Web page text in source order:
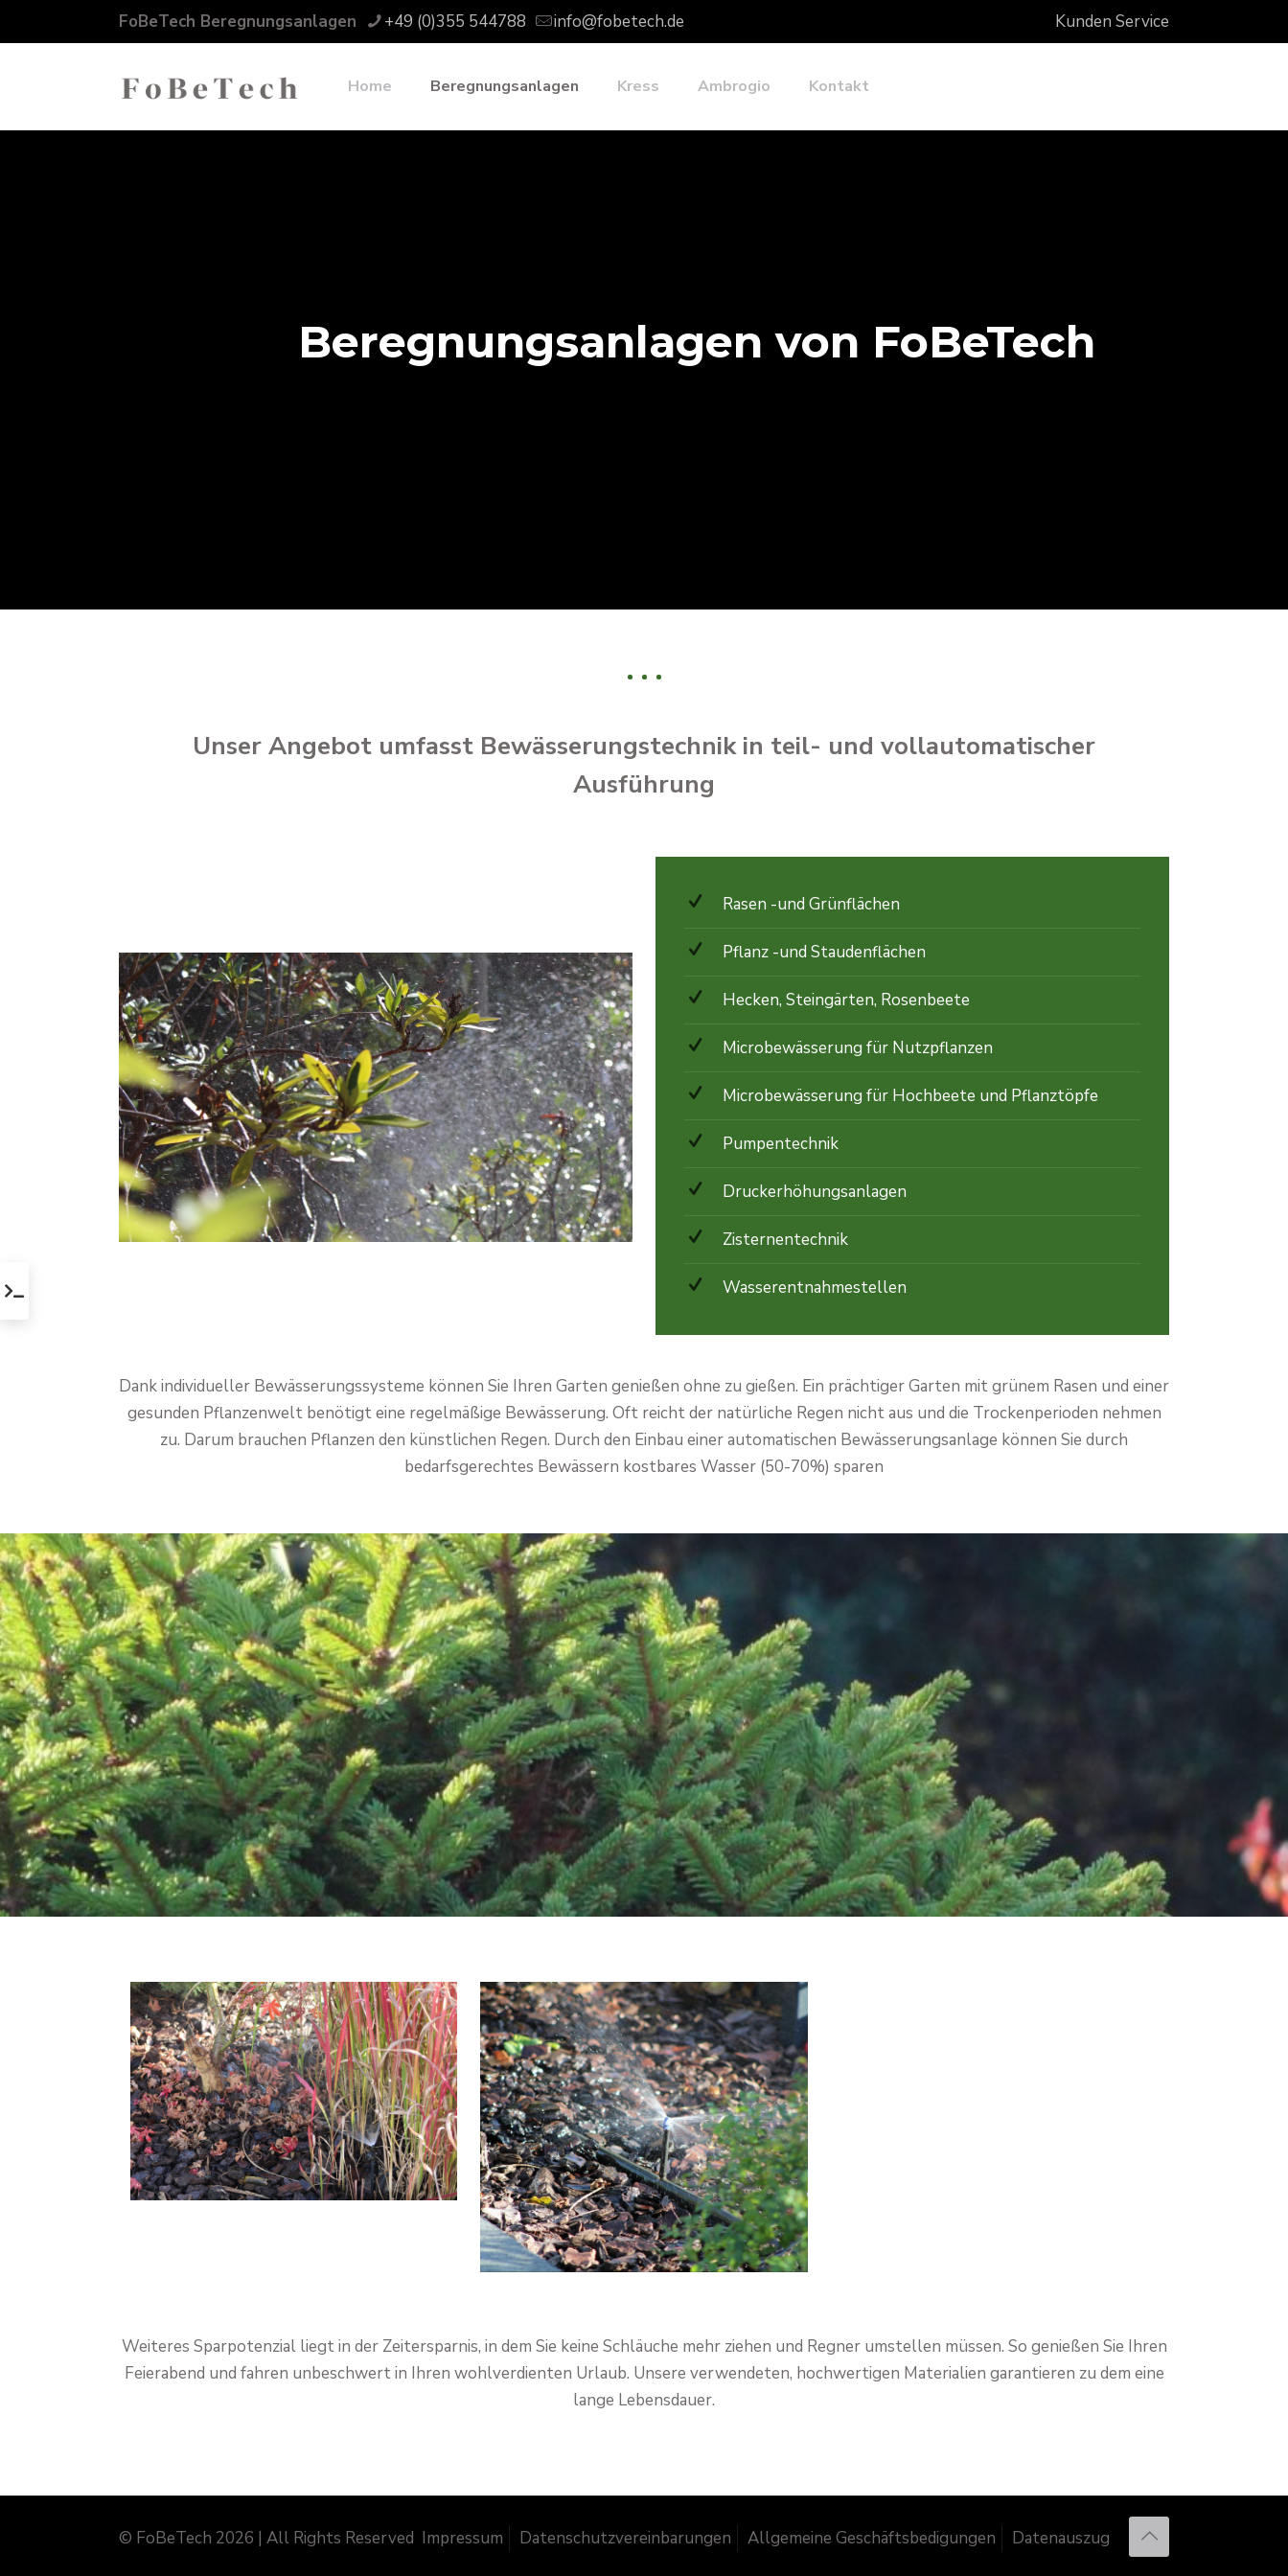
FoBeTech Beregnungsanlagen +49 (0)355 544788 info@fobetech.de Kunden Service
Home Beregnungsanlagen Kress Ambrogio Kontakt
von FoBeTech
Beregnungsanlagen von FoBeTech
Unser Angebot umfasst Bewässerungstechnik in teil- und vollautomatischer
Ausführung
Rasen -und Grünflächen
Pflanz -und Staudenflächen
Hecken, Steingärten, Rosenbeete
Microbewässerung für Nutzpflanzen
Microbewässerung für Hochbeete und Pflanztöpfe
Pumpentechnik
Druckerhöhungsanlagen
Zisternentechnik
Wasserentnahmestellen
Dank individueller Bewässerungssysteme können Sie Ihren Garten genießen ohne zu gießen. Ein prächtiger Garten mit grünem Rasen und einer
gesunden Pflanzenwelt benötigt eine regelmäßige Bewässerung. Oft reicht der natürliche Regen nicht aus und die Trockenperioden nehmen
zu. Darum brauchen Pflanzen den künstlichen Regen. Durch den Einbau einer automatischen Bewässerungsanlage können Sie durch
bedarfsgerechtes Bewässern kostbares Wasser (50-70%) sparen
Weiteres Sparpotenzial liegt in der Zeitersparnis, in dem Sie keine Schläuche mehr ziehen und Regner umstellen müssen. So genießen Sie Ihren
Feierabend und fahren unbeschwert in Ihren wohlverdienten Urlaub. Unsere verwendeten, hochwertigen Materialien garantieren zu dem eine
lange Lebensdauer.
© FoBeTech 2026 | All Rights Reserved Impressum Datenschutzvereinbarungen Allgemeine Geschäftsbedigungen Datenauszug